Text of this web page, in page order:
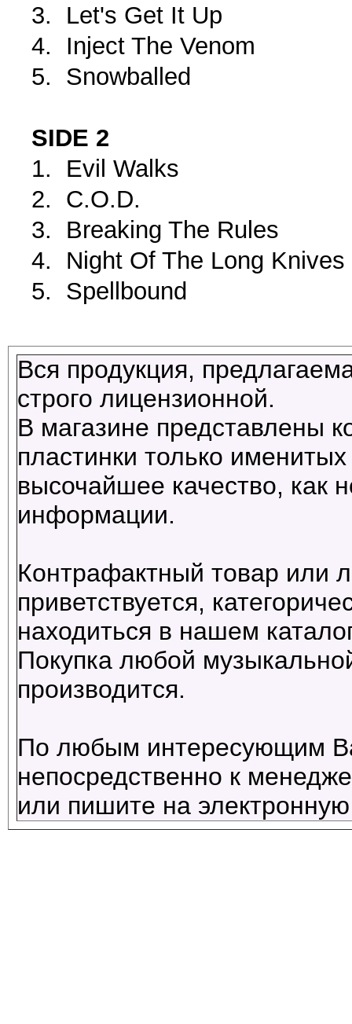
3. Let's Get It Up
4. Inject The Venom
5. Snowballed
SIDE 2
1. Evil Walks
2. C.O.D.
3. Breaking The Rules
4. Night Of The Long Knives
5. Spellbound
Вся продукция,
строго лицензионной.
В магазине представлены
пластинки только
высочайшее качество, как
информации.
Контрафактный товар или
приветствуется,
находиться в нашем
Покупка любой
производится.
По любым интересующим
непосредственно к
или пишите на